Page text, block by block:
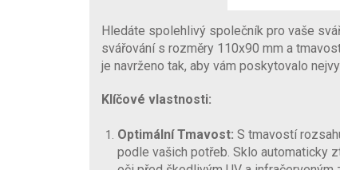
Hledáte spolehlivý společník pro vaše
svářování s rozměry 110x90 mm a
je navrženo tak, aby vám poskytovalo
Klíčové vlastnosti:
Optimální Tmavost: S tmavostí
podle vašich potřeb. Sklo automaticky